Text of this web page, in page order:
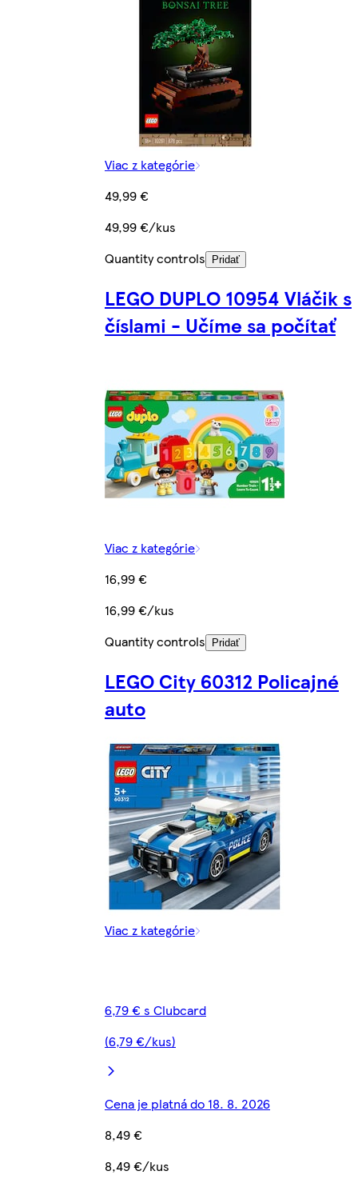
Viac z kategórie
49,99 €
49,99 €/kus
Quantity controls
Pridať
LEGO DUPLO 10954 Vláčik s
číslami - Učíme sa počítať
Viac z kategórie
16,99 €
16,99 €/kus
Quantity controls
Pridať
LEGO City 60312 Policajné
auto
Viac z kategórie
6,79 € s Clubcard
(6,79 €/kus)
Cena je platná do 18. 8. 2026
8,49 €
8,49 €/kus